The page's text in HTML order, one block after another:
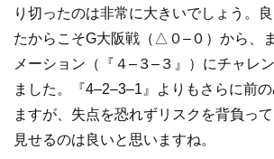
り切ったのは非常に大きいでしょう。
たからこそG大阪戦（△０–０）から、
メーション（『４–３–３』）にチャレ
ました。『4–2–3–1』よりもさらに前
ますが、失点を恐れずリスクを背負っ
見せるのは良いと思いますね。